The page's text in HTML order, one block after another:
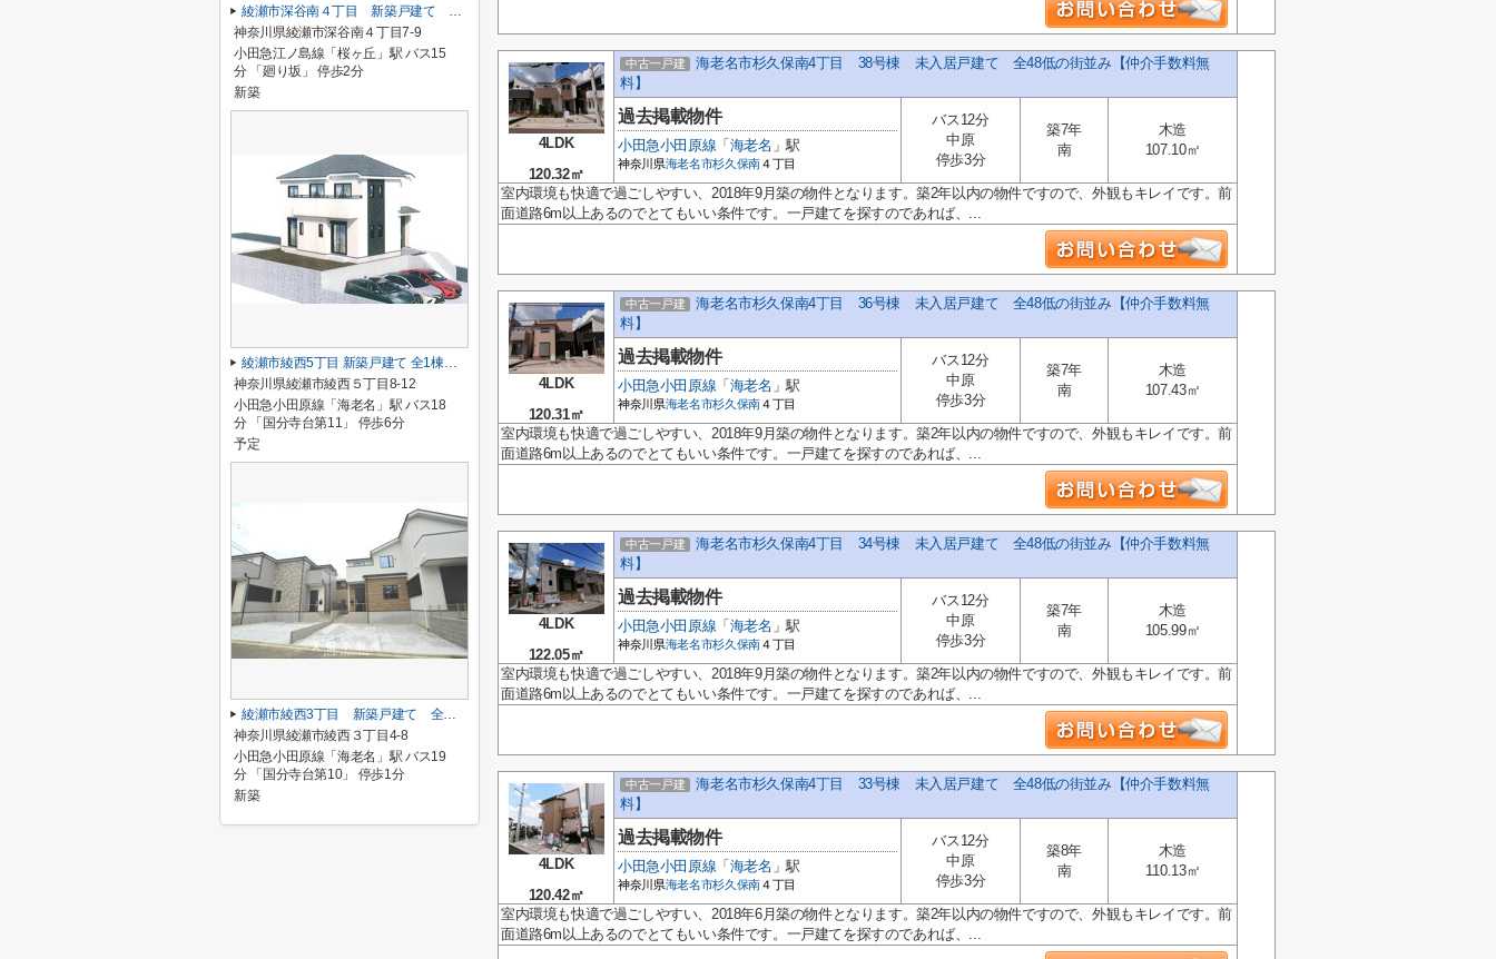
4LDK
120.32㎡
中古一戸建
海老名市杉久保南4丁目 38号棟 未入居戸建て 全48低の街並み【仲介手数料無
料】
過去掲載物件
小田急小田原線 「 海老名 」駅
神奈川県海老名市杉久保南４丁目
バス12分
中原
停歩3分
築7年
南
木造
107.10㎡
室内環境も快適で過ごしやすい、2018年9月築の物件となります。築2年以内の物件ですので、外観もキレイです。前
面道路6m以上あるのでとてもいい条件です。一戸建てを探すのであれば、...
4LDK
120.31㎡
中古一戸建
海老名市杉久保南4丁目 36号棟 未入居戸建て 全48低の街並み【仲介手数料無
料】
過去掲載物件
小田急小田原線 「 海老名 」駅
神奈川県海老名市杉久保南４丁目
バス12分
中原
停歩3分
築7年
南
木造
107.43㎡
室内環境も快適で過ごしやすい、2018年9月築の物件となります。築2年以内の物件ですので、外観もキレイです。前
面道路6m以上あるのでとてもいい条件です。一戸建てを探すのであれば、...
4LDK
122.05㎡
中古一戸建
海老名市杉久保南4丁目 34号棟 未入居戸建て 全48低の街並み【仲介手数料無
料】
過去掲載物件
小田急小田原線 「 海老名 」駅
神奈川県海老名市杉久保南４丁目
バス12分
中原
停歩3分
築7年
南
木造
105.99㎡
室内環境も快適で過ごしやすい、2018年9月築の物件となります。築2年以内の物件ですので、外観もキレイです。前
面道路6m以上あるのでとてもいい条件です。一戸建てを探すのであれば、...
4LDK
120.42㎡
中古一戸建
海老名市杉久保南4丁目 33号棟 未入居戸建て 全48低の街並み【仲介手数料無
料】
過去掲載物件
小田急小田原線 「 海老名 」駅
神奈川県海老名市杉久保南４丁目
バス12分
中原
停歩3分
築8年
南
木造
110.13㎡
室内環境も快適で過ごしやすい、2018年6月築の物件となります。築2年以内の物件ですので、外観もキレイです。前
面道路6m以上あるのでとてもいい条件です。一戸建てを探すのであれば、...
綾瀬市深谷南４丁目 新築戸建て 全5棟【仲介手数料無料】
神奈川県綾瀬市深谷南４丁目7-9
小田急江ノ島線「桜ヶ丘」駅 バス15
分 「廻り坂」 停歩2分
新築
綾瀬市綾西5丁目 新築戸建て 全1棟【仲介手数料無料】
神奈川県綾瀬市綾西５丁目8-12
小田急小田原線「海老名」駅 バス18
分 「国分寺台第11」 停歩6分
予定
綾瀬市綾西3丁目 新築戸建て 全２棟【仲介手数料無料】
神奈川県綾瀬市綾西３丁目4-8
小田急小田原線「海老名」駅 バス19
分 「国分寺台第10」 停歩1分
新築